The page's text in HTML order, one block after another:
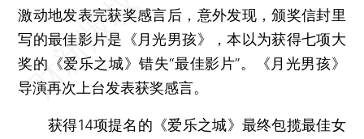
激动地发表完获奖感言后，意外发现，颁奖信封里
写的最佳影片是《月光男孩》，本以为获得七项大
奖的《爱乐之城》错失“最佳影片”。《月光男孩》
导演再次上台发表获奖感言。
获得14项提名的《爱乐之城》最终包揽最佳女